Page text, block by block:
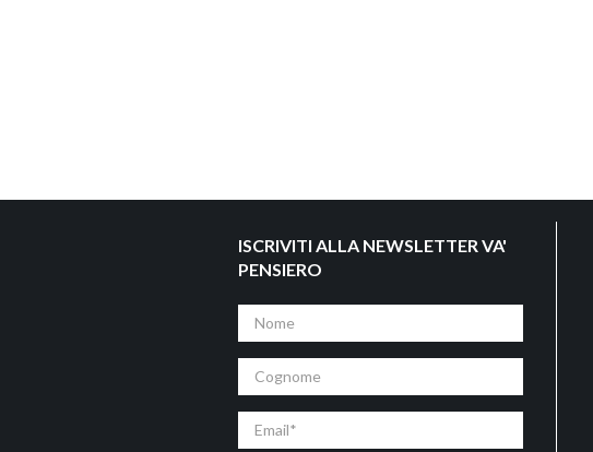
ISCRIVITI ALLA NEWSLETTER VA'
PENSIERO
Nome
Cognome
Email